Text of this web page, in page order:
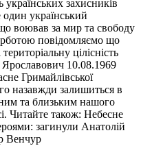
захисників
український
воював за мир та свободу
повідомляємо що
цілісність
10.08.1969
Гримайлівської
назавжди залишиться в
та близьким нашого
Читайте також: Небесне
загинули Анатолій
Венчур